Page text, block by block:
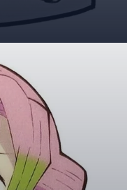
chibi-mitsuri